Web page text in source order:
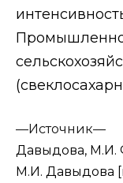
—Источник—
Давыдова, М.И.
М.И. Давыдова